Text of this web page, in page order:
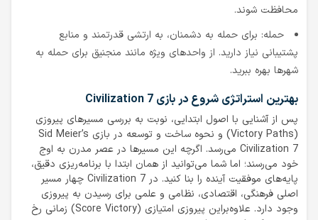
محافظت شوند.
حمله: برای حمله به دشمنان، به ارتشی قدرتمند و منابع
پشتیبانی نیاز دارید. از واحدهای ویژه مانند منجنیق برای حمله به
شهرها بهره ببرید.
بهترین استراتژی شروع در بازی Civilization 7
پس از آشنایی با اصول ابتدایی، نوبت به بررسی مسیرهای پیروزی
(Victory Paths) و نحوه ساخت و توسعه در بازی Sid Meier’s
Civilization 7 می‌رسد. اگرچه این مسیرها در عصر مدرن به اوج
خود می‌رسند؛ اما شما می‌توانید از همان ابتدا با برنامه‌ریزی دقیق،
پایه‌های موفقیت آینده را بنا کنید. در Civilization 7 چهار مسیر
اصلی فرهنگی، اقتصادی، نظامی و علمی برای رسیدن به پیروزی
وجود دارد. علاوه‌براین پیروزی امتیازی (Score Victory) زمانی رخ